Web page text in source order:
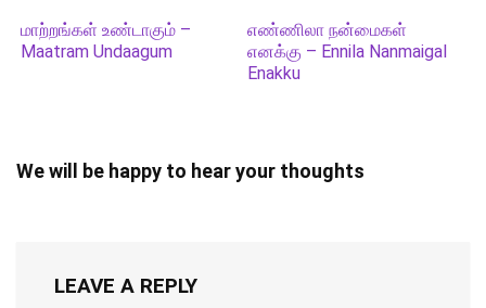
மாற்றங்கள் உண்டாகும் –
Maatram Undaagum
எண்ணிலா நன்மைகள்
எனக்கு – Ennila Nanmaigal
Enakku
We will be happy to hear your thoughts
LEAVE A REPLY